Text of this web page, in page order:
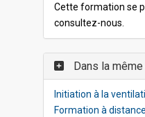
Cette formation se
consultez-nous.
Dans la
Initiation à la
Formation à distance